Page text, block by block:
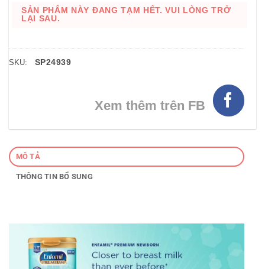
SẢN PHẨM NÀY ĐANG TẠM HẾT. VUI LÒNG TRỞ
LẠI SAU.
SKU: SP24939
Xem thêm trên FB
MÔ TẢ
THÔNG TIN BỔ SUNG